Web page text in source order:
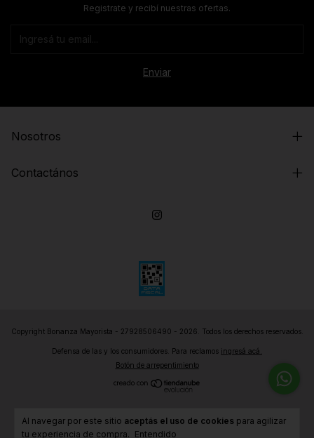
Al navegar por este sitio aceptás el uso de cookies para agilizar
tu experiencia de compra. Entendido
Registrate y recibí nuestras ofertas.
Nosotros
Contactános
Copyright Bonanza Mayorista - 27928506490 - 2026. Todos los derechos reservados.
Defensa de las y los consumidores. Para reclamos ingresá acá.
Botón de arrepentimiento